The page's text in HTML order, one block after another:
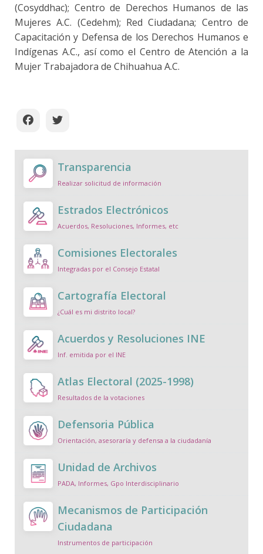
(Cosyddhac); Centro de Derechos Humanos de las
Mujeres A.C. (Cedehm); Red Ciudadana; Centro de
Capacitación y Defensa de los Derechos Humanos e
Indígenas A.C., así como el Centro de Atención a la
Mujer Trabajadora de Chihuahua A.C.
Transparencia
Realizar solicitud de información
Estrados Electrónicos
Acuerdos, Resoluciones, Informes, etc
Comisiones Electorales
Integradas por el Consejo Estatal
Cartografía Electoral
¿Cuál es mi distrito local?
Acuerdos y Resoluciones INE
Inf. emitida por el INE
Atlas Electoral (2025-1998)
Resultados de la votaciones
Defensoria Pública
Orientación, asesoraría y defensa a la ciudadanía
Unidad de Archivos
PADA, Informes, Gpo Interdisciplinario
Mecanismos de Participación
Ciudadana
Instrumentos de participación